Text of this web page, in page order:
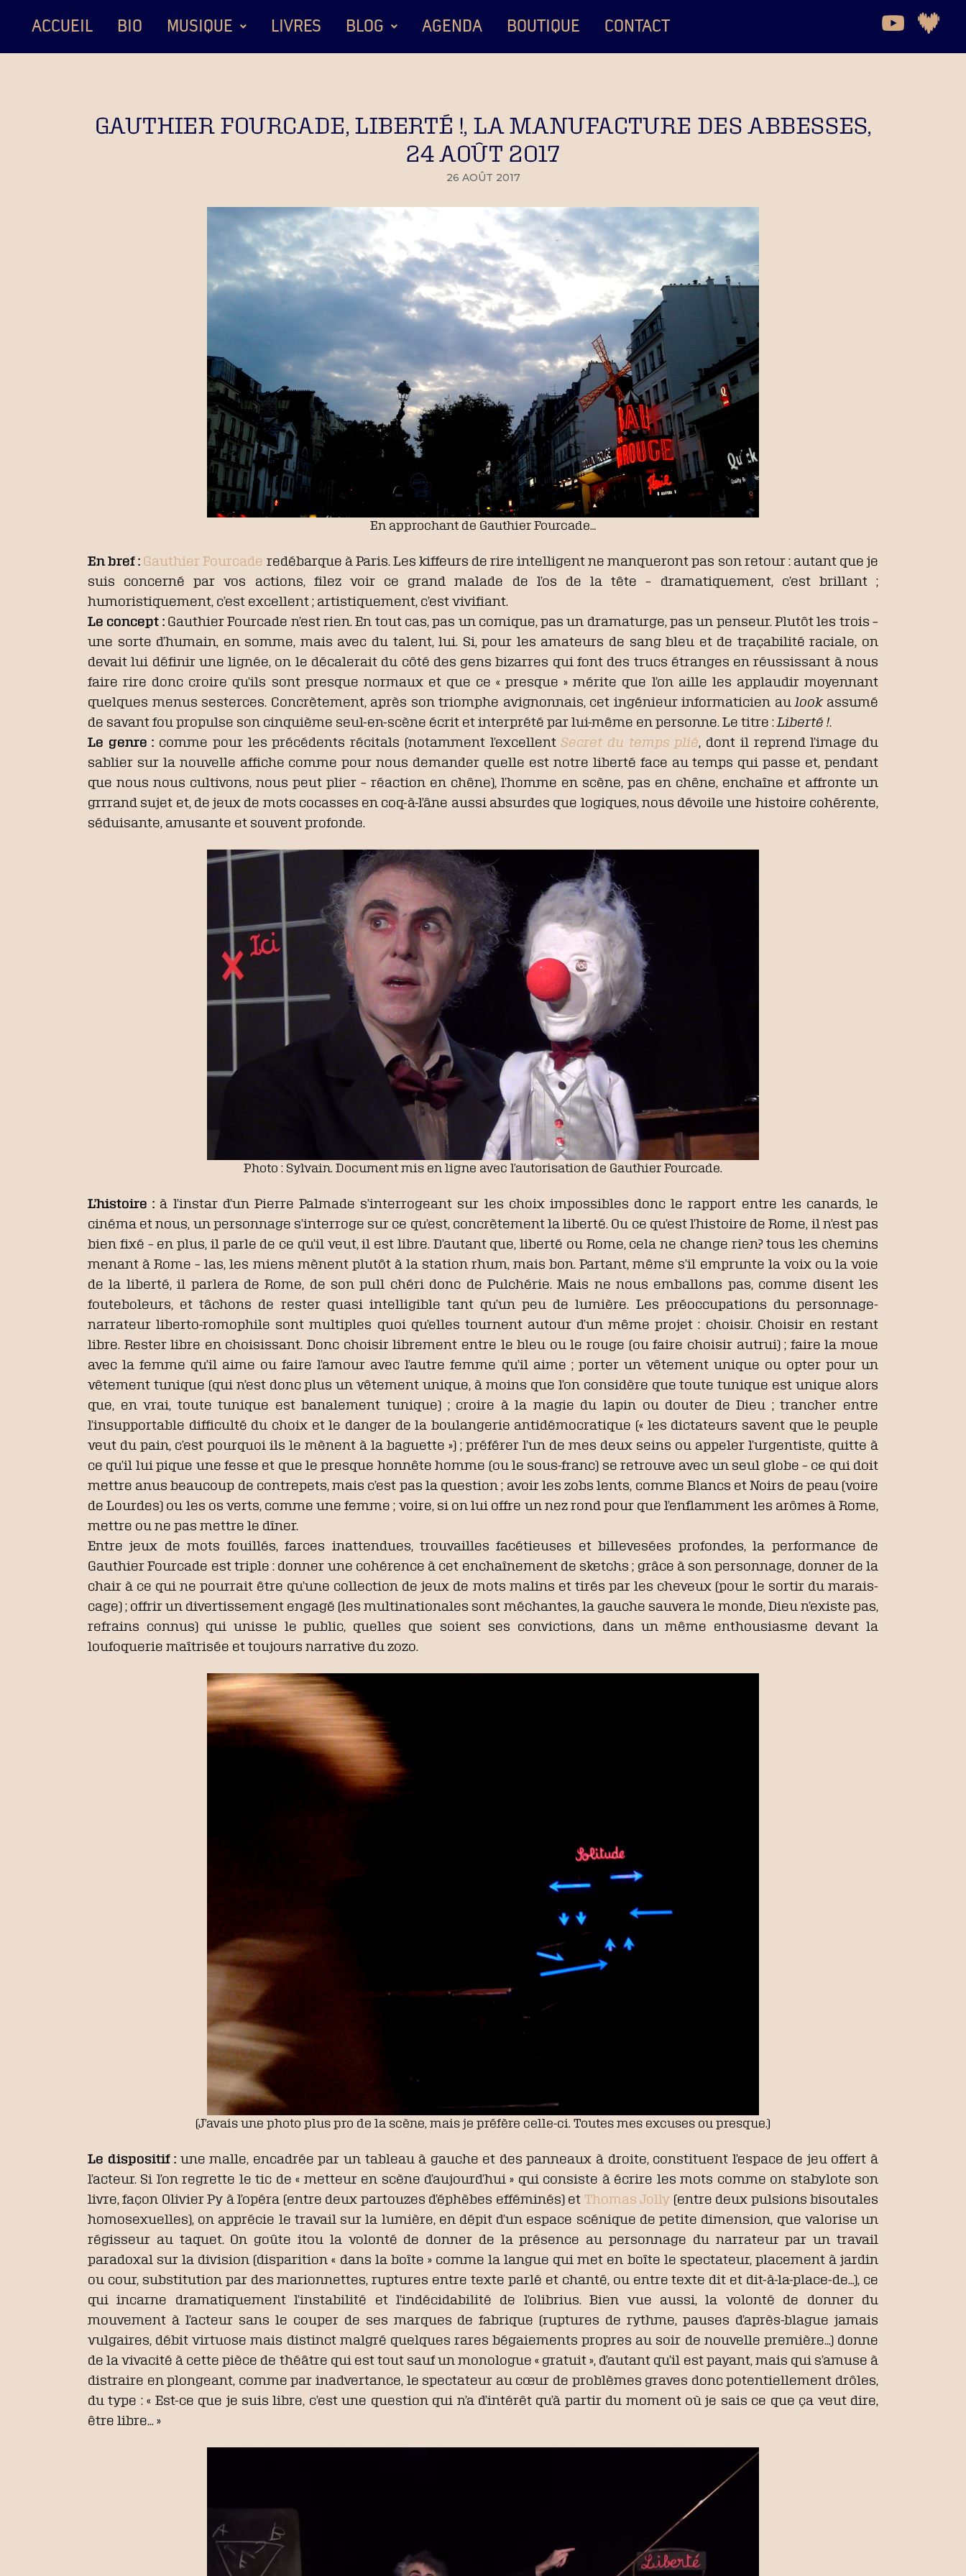
ACCUEIL BIO MUSIQUE LIVRES BLOG AGENDA BOUTIQUE CONTACT
GAUTHIER FOURCADE, LIBERTÉ !, LA MANUFACTURE DES ABBESSES,
24 AOÛT 2017
26 AOÛT 2017
En approchant de Gauthier Fourcade…
En bref : Gauthier Fourcade redébarque à Paris. Les kiffeurs de rire intelligent ne manqueront pas son retour : autant que je
suis concerné par vos actions, filez voir ce grand malade de l’os de la tête – dramatiquement, c’est brillant ;
humoristiquement, c’est excellent ; artistiquement, c’est vivifiant.
Le concept : Gauthier Fourcade n’est rien. En tout cas, pas un comique, pas un dramaturge, pas un penseur. Plutôt les trois –
une sorte d’humain, en somme, mais avec du talent, lui. Si, pour les amateurs de sang bleu et de traçabilité raciale, on
devait lui définir une lignée, on le décalerait du côté des gens bizarres qui font des trucs étranges en réussissant à nous
faire rire donc croire qu’ils sont presque normaux et que ce « presque » mérite que l’on aille les applaudir moyennant
quelques menus sesterces. Concrètement, après son triomphe avignonnais, cet ingénieur informaticien au lookassumé
de savant fou propulse son cinquième seul-en-scène écrit et interprété par lui-même en personne. Le titre : Liberté !.
Le genre : comme pour les précédents récitals (notamment l’excellentSecret du temps plié, dont il reprend l’image du
sablier sur la nouvelle affiche comme pour nous demander quelle est notre liberté face au temps qui passe et, pendant
que nous nous cultivons, nous peut plier – réaction en chêne), l’homme en scène, pas en chêne, enchaîne et affronte un
grrrand sujet et, de jeux de mots cocasses en coq-à-l’âne aussi absurdes que logiques, nous dévoile une histoire cohérente,
séduisante, amusante et souvent profonde.
Photo : Sylvain. Document mis en ligne avec l’autorisation de Gauthier Fourcade.
L’histoire : à l’instar d’un Pierre Palmade s’interrogeant sur les choix impossibles donc le rapport entre les canards, le
cinéma et nous, un personnage s’interroge sur ce qu’est, concrètement la liberté. Ou ce qu’est l’histoire de Rome, il n’est pas
bien fixé – en plus, il parle de ce qu’il veut, il est libre. D’autant que, liberté ou Rome, cela ne change rien? tous les chemins
menant à Rome – las, les miens mènent plutôt à la station rhum, mais bon. Partant, même s’il emprunte la voix ou la voie
de la liberté, il parlera de Rome, de son pull chéri donc de Pulchérie. Mais ne nous emballons pas, comme disent les
fouteboleurs, et tâchons de rester quasi intelligible tant qu’un peu de lumière. Les préoccupations du personnage-
narrateur liberto-romophile sont multiples quoi qu’elles tournent autour d’un même projet : choisir. Choisir en restant
libre. Rester libre en choisissant. Donc choisir librement entre le bleu ou le rouge (ou faire choisir autrui) ; faire la moue
avec la femme qu’il aime ou faire l’amour avec l’autre femme qu’il aime ; porter un vêtement unique ou opter pour un
vêtement tunique (qui n’est donc plus un vêtement unique, à moins que l’on considère que toute tunique est unique alors
que, en vrai, toute tunique est banalement tunique) ; croire à la magie du lapin ou douter de Dieu ; trancher entre
l’insupportable difficulté du choix et le danger de la boulangerie antidémocratique (« les dictateurs savent que le peuple
veut du pain, c’est pourquoi ils le mènent à la baguette ») ; préférer l’un de mes deux seins ou appeler l’urgentiste, quitte à
ce qu’il lui pique une fesse et que le presque honnête homme (ou le sous-franc) se retrouve avec un seul globe – ce qui doit
mettre anus beaucoup de contrepets, mais c’est pas la question ; avoir les zobs lents, comme Blancs et Noirs de peau (voire
de Lourdes) ou les os verts, comme une femme ; voire, si on lui offre un nez rond pour que l’enflamment les arômes à Rome,
mettre ou ne pas mettre le dîner.
Entre jeux de mots fouillés, farces inattendues, trouvailles facétieuses et billevesées profondes, la performance de
Gauthier Fourcade est triple : donner une cohérence à cet enchaînement de sketchs ; grâce à son personnage, donner de la
chair à ce qui ne pourrait être qu’une collection de jeux de mots malins et tirés par les cheveux (pour le sortir du marais-
cage) ; offrir un divertissement engagé (les multinationales sont méchantes, la gauche sauvera le monde, Dieu n’existe pas,
refrains connus) qui unisse le public, quelles que soient ses convictions, dans un même enthousiasme devant la
loufoquerie maîtrisée et toujours narrative du zozo.
(J’avais une photo plus pro de la scène, mais je préfère celle-ci. Toutes mes excuses ou presque.)
Le dispositif : une malle, encadrée par un tableau à gauche et des panneaux à droite, constituent l’espace de jeu offert à
l’acteur. Si l’on regrette le tic de « metteur en scène d’aujourd’hui » qui consiste à écrire les mots comme on stabylote son
livre, façon Olivier Py à l’opéra (entre deux partouzes d’éphèbes efféminés) et Thomas Jolly (entre deux pulsions bisoutales
homosexuelles), on apprécie le travail sur la lumière, en dépit d’un espace scénique de petite dimension, que valorise un
régisseur au taquet. On goûte itou la volonté de donner de la présence au personnage du narrateur par un travail
paradoxal sur la division (disparition « dans la boîte » comme la langue qui met en boîte le spectateur, placement à jardin
ou cour, substitution par des marionnettes, ruptures entre texte parlé et chanté, ou entre texte dit et dit-à-la-place-de…), ce
qui incarne dramatiquement l’instabilité et l’indécidabilité de l’olibrius. Bien vue aussi, la volonté de donner du
mouvement à l’acteur sans le couper de ses marques de fabrique (ruptures de rythme, pauses d’après-blague jamais
vulgaires, débit virtuose mais distinct malgré quelques rares bégaiements propres au soir de nouvelle première…) donne
de la vivacité à cette pièce de théâtre qui est tout sauf un monologue « gratuit », d’autant qu’il est payant, mais qui s’amuse à
distraire en plongeant, comme par inadvertance, le spectateur au cœur de problèmes graves donc potentiellement drôles,
du type : « Est-ce que je suis libre, c’est une question qui n’a d’intérêt qu’à partir du moment où je sais ce que ça veut dire,
être libre… »